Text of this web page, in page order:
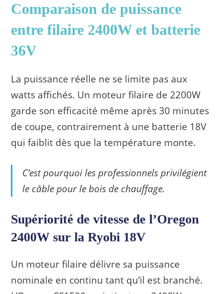
Comparaison de puissance
entre filaire 2400W et batterie
36V
La puissance réelle ne se limite pas aux
watts affichés. Un moteur filaire de 2200W
garde son efficacité même après 30 minutes
de coupe, contrairement à une batterie 18V
qui faiblit dès que la température monte.
C’est pourquoi les professionnels privilégient
le câble pour le bois de chauffage.
Supériorité de vitesse de l’Oregon
2400W sur la Ryobi 18V
Un moteur filaire délivre sa puissance
nominale en continu tant qu’il est branché.